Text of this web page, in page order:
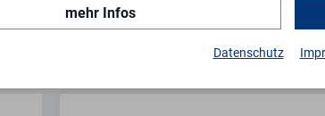
mehr Infos
Datenschutz